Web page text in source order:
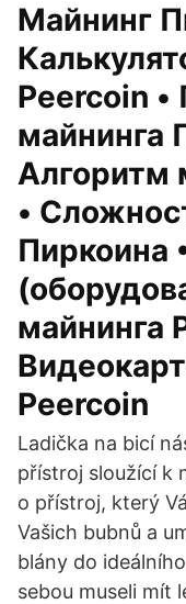
Майнинг
Peercoin
майнинга
Алгоритм
•
Пиркоина
майнинга
Peercoin
Ladička na bicí
přístroj sloužící k
o přístroj, který
Vašich bubnů a
blány do
sebou museli mít